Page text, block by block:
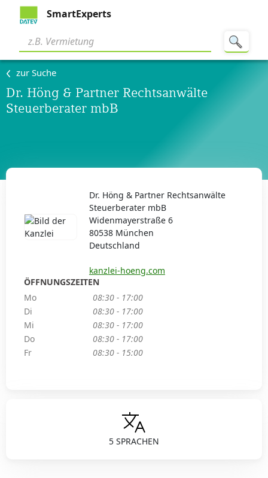
SmartExperts
zur Suche
Dr. Höng & Partner Rechtsanwälte
Steuerberater mbB
5 SPRACHEN
Dr. Höng & Partner Rechtsanwälte
Steuerberater mbB
Widenmayerstraße 6
80538 München
Deutschland
kanzlei-hoeng.com
ÖFFNUNGSZEITEN
Mo
08:30 - 17:00
Di
08:30 - 17:00
Mi
08:30 - 17:00
Do
08:30 - 17:00
Fr
08:30 - 15:00